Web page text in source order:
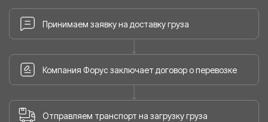
Принимаем заявку на доставку груза
Компания Форус заключает договор о перевозке
Отправляем транспорт на загрузку груза